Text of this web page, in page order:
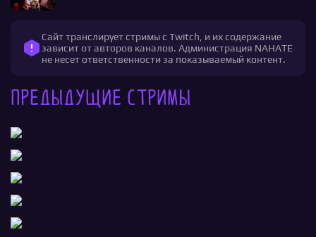
Сайт транслирует стримы с Twitch, и их содержание
зависит от авторов каналов. Администрация NAHATE
не несет ответственности за показываемый контент.
Предыдущие стримы